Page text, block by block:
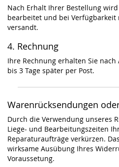
Nach Erhalt Ihrer Bestellung
bearbeitet und bei Verfügbarkeit
versandt.
4. Rechnung
Ihre Rechnung erhalten Sie nach
bis 3 Tage später per Post.
Warenrücksendungen
Durch die Verwendung unseres
Liege- und Bearbeitungszeiten
Reparaturaufträge verkürzen.
wirksame Ausübung Ihres
Voraussetung.